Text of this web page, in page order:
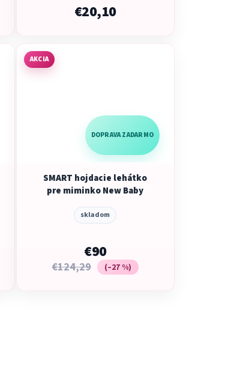
€20,10
AKCIA
DOPRAVA ZADARMO
SMART hojdacie lehátko
pre miminko New Baby
skladom
€90
€124,29 (–27 %)